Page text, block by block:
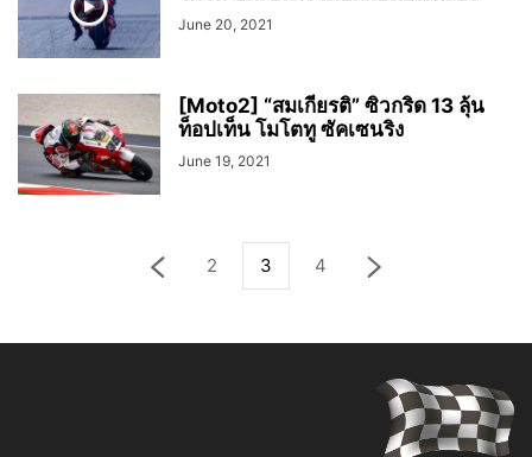
June 20, 2021
[Moto2] “สมเกียรติ” ซิวกริด 13 ลุ้น
ท็อปเท็น โมโตทู ซัคเซนริง
June 19, 2021
2 3 4